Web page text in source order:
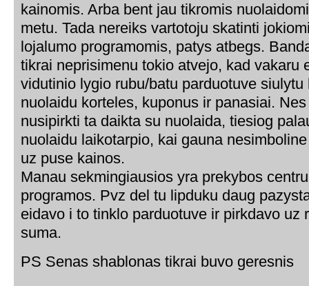
kainomis. Arba bent jau tikromis
metu. Tada nereiks vartotoju skatinti
lojalumo programomis, patys atbegs.
tikrai neprisimenu tokio atvejo, kad vakaru
vidutinio lygio rubu/batu parduotuve siulytu
nuolaidu korteles, kuponus ir panasiai.
nusipirkti ta daikta su nuolaida, tiesiog
nuolaidu laikotarpio, kai gauna
uz puse kainos.
Manau sekmingiausios yra prekybos
programos. Pvz del tu lipduku daug
eidavo i to tinklo parduotuve ir pirkdavo uz
suma.
PS Senas shablonas tikrai buvo geresnis